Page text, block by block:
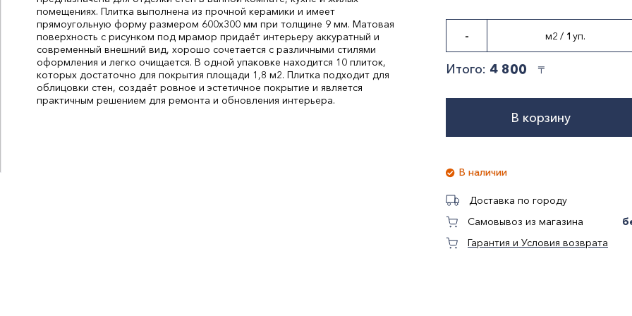
помещениях. Плитка выполнена из прочной керамики и имеет
прямоугольную форму размером 600х300 мм при толщине 9 мм. Матовая
поверхность с рисунком под мрамор придаёт интерьеру аккуратный и
современный внешний вид, хорошо сочетается с различными стилями
оформления и легко очищается. В одной упаковке находится 10 плиток,
которых достаточно для покрытия площади 1,8 м2. Плитка подходит для
облицовки стен, создаёт ровное и эстетичное покрытие и является
практичным решением для ремонта и обновления интерьера.
- м2 / 1уп.
Итого: 4 800 〒
В корзину
В наличии
Доставка по городу
Самовывоз из магазина
Гарантия и Условия возврата